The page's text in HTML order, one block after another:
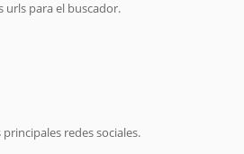
urls para el buscador.
redes sociales.